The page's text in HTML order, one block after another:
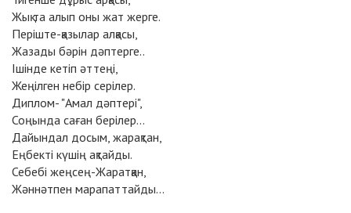
Жық та алып оны жат жерге.
Періште-қазылар алқасы,
Жазады бәрін дәптерге..
Ішінде кетіп әттеңі,
Жеңілген небір серілер.
Диплом- "Амал дәптері",
Соңында саған берілер...
Дайындал досым, жарақтан,
Еңбекті күшің ақтайды.
Себебі жеңсең-Жаратқан,
Жәннәтпен марапаттайды...